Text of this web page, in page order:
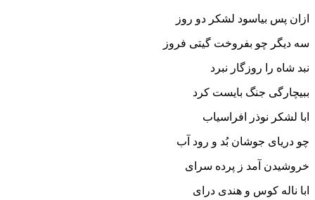
ازان پس بیاسود لشکر دو روز
سه دیگر چو بفروخت گیتى فروز
نبد شاه را روزگار نبرد
ببیچارگى جنگ بایست کرد
ابا لشکر نوذر افراسیاب
چو دریاى جوشان بُد و رود آب‏
خروشیدن آمد ز پرده سراى
ابا ناله کوس و هندى دراى‏